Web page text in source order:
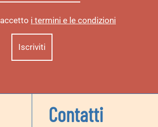
i termini e le condizioni
Contatti